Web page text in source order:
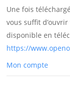
Une fois
vous suffit
disponible en
https://
Mon compte